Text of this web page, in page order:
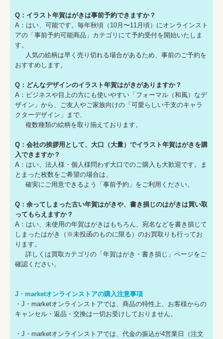
Q：イラスト年賀はがきは事前予約できますか？
A：はい、可能です。毎年秋頃（10月〜11月頃）にオンラインスト
アの「事前予約可能商品」カテゴリにて予約受付を開始いたしま
す。
人気の絵柄は早く売り切れる場合があるため、事前のご予約を
おすすめします。
Q：どんなデザインのイラスト年賀はがきがありますか？
A：ビジネスや目上の方にも使いやすい「フォーマル（和風）なデ
ザイン」から、ご友人やご家族向けの「可愛らしい干支のキャラ
クターデザイン」まで、
複数種類の絵柄を取り揃えております。
Q：会社の挨拶用として、大口（大量）でイラスト年賀はがきを購
入できますか？
A：はい、法人様・個人様問わず大口でのご購入も大歓迎です。ま
とまった枚数をご希望の場合は、
確実にご用意できるよう「事前予約」をご利用ください。
Q：余ってしまった古い年賀はがきや、書き損じのはがきは買い取
ってもらえますか？
A：はい、未使用の年賀はがきはもちろん、宛名などを書き損じて
しまったはがき（※未投函のものに限る）のお買取りも行ってお
ります。
詳しくは買取カテゴリの「年賀はがき・書き損じ」ページをご
確認ください。
J・marketオンラインストアの購入注意事項
・J・marketオンラインストアでは、商品の特性上、お客様からの
キャンセル・返品・交換は一切お受けしておりません。
・J・marketオンラインストアでは、代金の振込が4営業日（注文